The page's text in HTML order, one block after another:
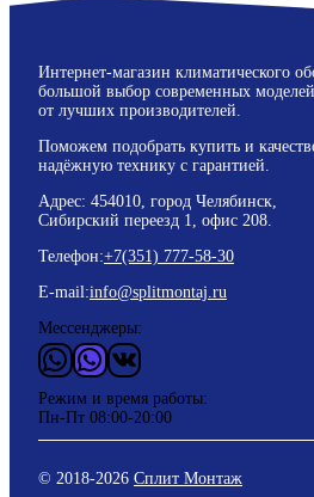
Интернет-магазин климатического
большой выбор современных
от лучших производителей.
Поможем подобрать купить и
надёжную технику с гарантией.
Адрес: 454010, город Челябинск,
Сибирский переезд 1, офис 208.
Телефон:+7(351) 777-58-30
E-mail:info@splitmontaj.ru
Мессенджеры:
WhatsApp
ViderВКонтакте
Режим и время работы:
Пн-Пт 08:00-20:00
© 2018-2026 Сплит Монтаж